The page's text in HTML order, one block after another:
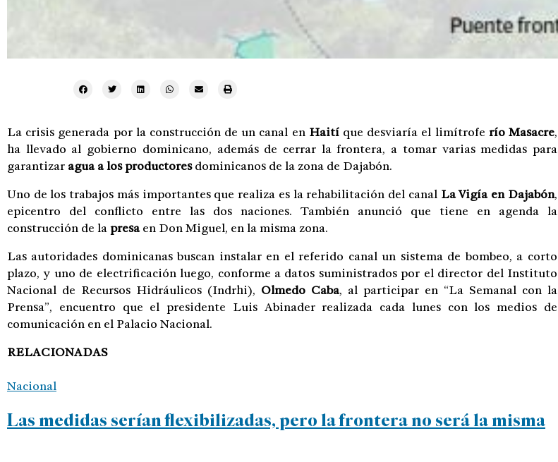
La crisis generada por la construcción de un canal en Haitíque desviaría el limítrofe río Masacre,
ha llevado al gobierno dominicano, además de cerrar la frontera, a tomar varias medidas para
garantizar agua a los productoresdominicanos de la zona de Dajabón.
Uno de los trabajos más importantes que realiza es la rehabilitación del canal La Vigía en Dajabón,
epicentro del conflicto entre las dos naciones. También anunció que tiene en agenda la
construcción de lapresaen Don Miguel, en la misma zona.
Las autoridades dominicanas buscan instalar en el referido canal un sistema de bombeo, a corto
plazo, y uno de electrificación luego, conforme a datos suministrados por el director del Instituto
Nacional de Recursos Hidráulicos (Indrhi), Olmedo Caba, al participar en “La Semanal con la
Prensa”, encuentro que el presidente Luis Abinader realizada cada lunes con los medios de
comunicación en el Palacio Nacional.
RELACIONADAS
Nacional
Las medidas serían flexibilizadas, pero la frontera no será la misma